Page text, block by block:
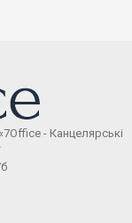
- Канцелярські